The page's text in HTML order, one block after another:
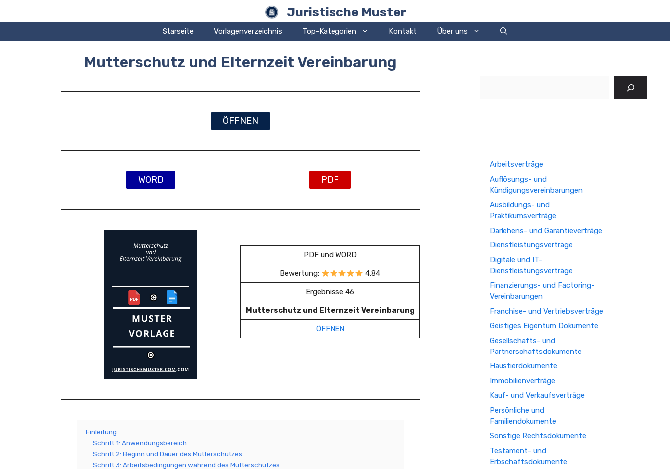
Juristische Muster
Starseite Vorlagenverzeichnis Top-Kategorien Kontakt Über uns
Mutterschutz und Elternzeit Vereinbarung
ÖFFNEN
WORD PDF
PDF und WORD
Bewertung: 4.84
Ergebnisse 46
Mutterschutz und Elternzeit Vereinbarung
ÖFFNEN
Einleitung
Schritt 1: Anwendungsbereich
Schritt 2: Beginn und Dauer des Mutterschutzes
Schritt 3: Arbeitsbedingungen während des Mutterschutzes
Arbeitsverträge
Auflösungs- und
Kündigungsvereinbarungen
Ausbildungs- und
Praktikumsverträge
Darlehens- und Garantieverträge
Dienstleistungsverträge
Digitale und IT-
Dienstleistungsverträge
Finanzierungs- und Factoring-
Vereinbarungen
Franchise- und Vertriebsverträge
Geistiges Eigentum Dokumente
Gesellschafts- und
Partnerschaftsdokumente
Haustierdokumente
Immobilienverträge
Kauf- und Verkaufsverträge
Persönliche und
Familiendokumente
Sonstige Rechtsdokumente
Testament- und
Erbschaftsdokumente